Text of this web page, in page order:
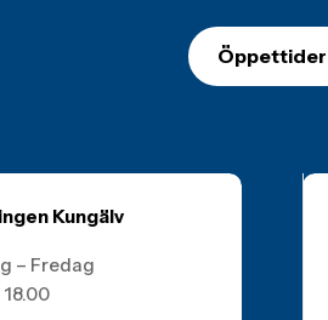
Öppettider
Kungälv
– Fredag